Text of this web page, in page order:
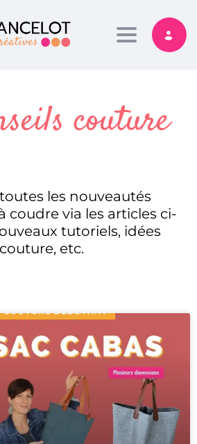
Toggle
couture
les nouveautés
coudre via les articles ci-
tutoriels, idées
couture, etc.